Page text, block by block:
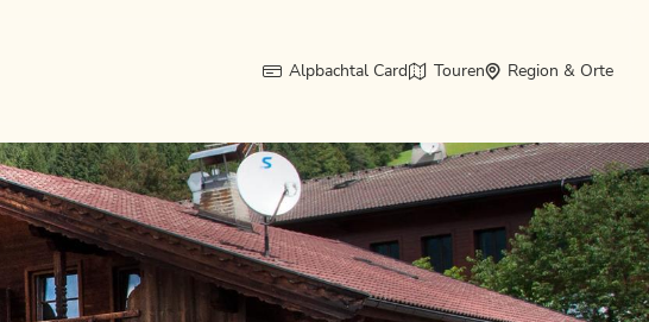
Alpbachtal Card Touren Region & Orte